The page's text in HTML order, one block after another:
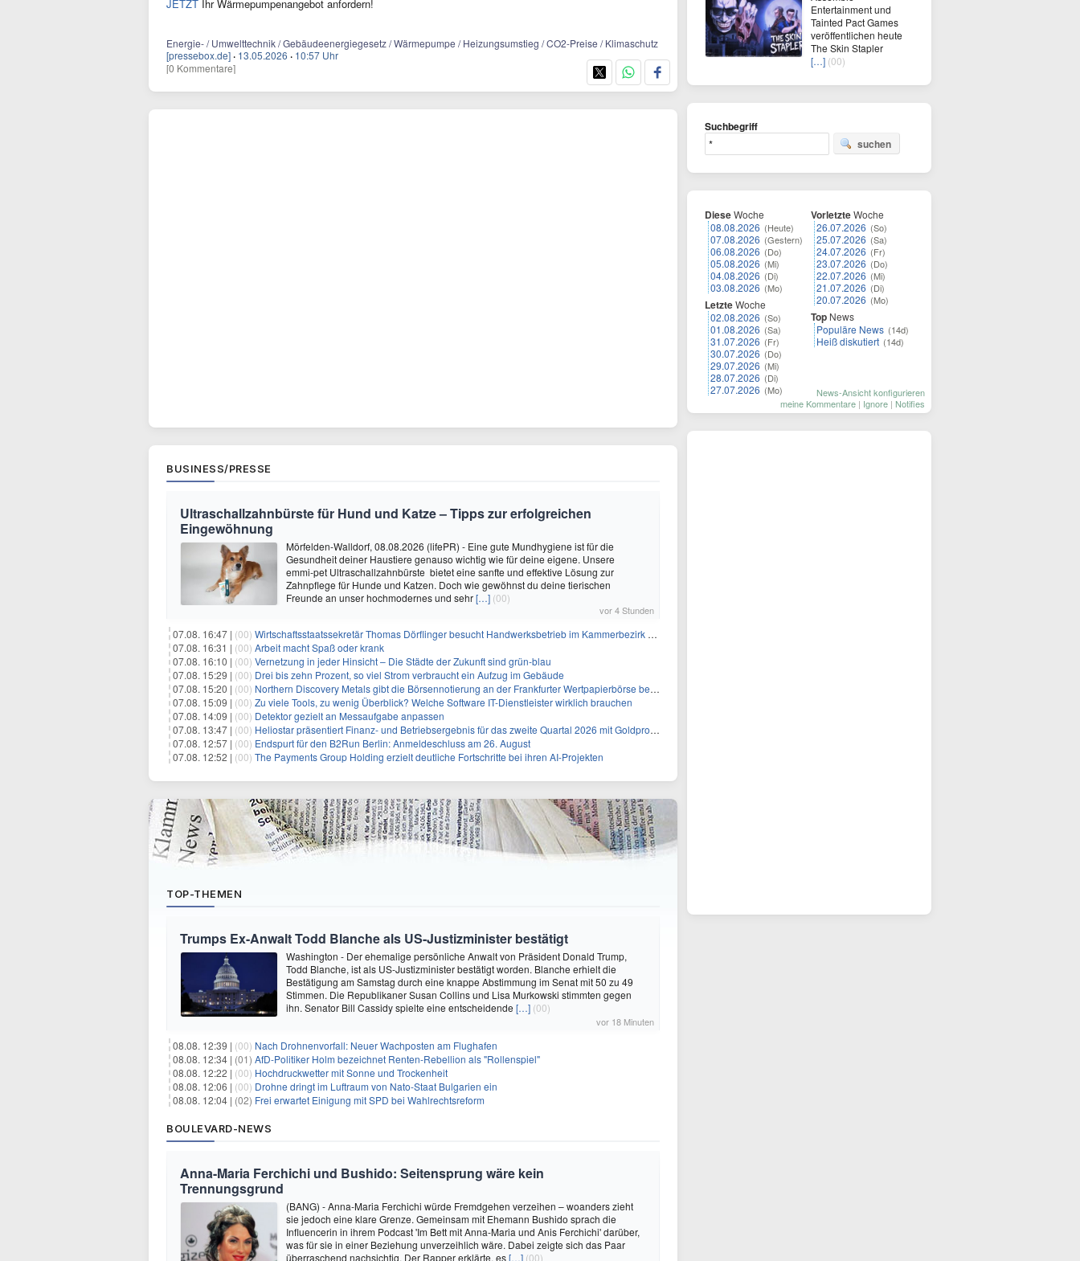
JETZT Ihr Wärmepumpenangebot anfordern!
Energie- / Umwelttechnik / Gebäudeenergiegesetz / Wärmepumpe / Heizungsumstieg / CO2-Preise / Klimaschutz
[pressebox.de] · 13.05.2026 · 10:57 Uhr
[0 Kommentare]
BUSINESS/PRESSE
Ultraschallzahnbürste für Hund und Katze – Tipps zur erfolgreichen
Eingewöhnung
Mörfelden-Walldorf, 08.08.2026 (lifePR) - Eine gute Mundhygiene ist für die
Gesundheit deiner Haustiere genauso wichtig wie für deine eigene. Unsere
emmi-pet Ultraschallzahnbürste bietet eine sanfte und effektive Lösung zur
Zahnpflege für Hunde und Katzen. Doch wie gewöhnst du deine tierischen
Freunde an unser hochmodernes und sehr[…] (00)
vor 4 Stunden
07.08. 16:47 | (00) Wirtschaftsstaatssekretär Thomas Dörflinger besucht Handwerksbetrieb im Kammerbezirk Freiburg
07.08. 16:31 | (00) Arbeit macht Spaß oder krank
07.08. 16:10 | (00) Vernetzung in jeder Hinsicht – Die Städte der Zukunft sind grün-blau
07.08. 15:29 | (00) Drei bis zehn Prozent, so viel Strom verbraucht ein Aufzug im Gebäude
07.08. 15:20 | (00) Northern Discovery Metals gibt die Börsennotierung an der Frankfurter Wertpapierbörse bekannt
07.08. 15:09 | (00) Zu viele Tools, zu wenig Überblick? Welche Software IT-Dienstleister wirklich brauchen
07.08. 14:09 | (00) Detektor gezielt an Messaufgabe anpassen
07.08. 13:47 | (00) Heliostar präsentiert Finanz- und Betriebsergebnis für das zweite Quartal 2026 mit Goldproduktion und Barreserven in Rekordhöhe
07.08. 12:57 | (00) Endspurt für den B2Run Berlin: Anmeldeschluss am 26. August
07.08. 12:52 | (00) The Payments Group Holding erzielt deutliche Fortschritte bei ihren AI-Projekten
TOP-THEMEN
Trumps Ex-Anwalt Todd Blanche als US-Justizminister bestätigt
Washington - Der ehemalige persönliche Anwalt von Präsident Donald Trump,
Todd Blanche, ist als US-Justizminister bestätigt worden. Blanche erhielt die
Bestätigung am Samstag durch eine knappe Abstimmung im Senat mit 50 zu 49
Stimmen. Die Republikaner Susan Collins und Lisa Murkowski stimmten gegen
ihn. Senator Bill Cassidy spielte eine entscheidende […] (00)
vor 18 Minuten
08.08. 12:39 | (00) Nach Drohnenvorfall: Neuer Wachposten am Flughafen
08.08. 12:34 | (01) AfD-Politiker Holm bezeichnet Renten-Rebellion als "Rollenspiel"
08.08. 12:22 | (00) Hochdruckwetter mit Sonne und Trockenheit
08.08. 12:06 | (00) Drohne dringt im Luftraum von Nato-Staat Bulgarien ein
08.08. 12:04 | (02) Frei erwartet Einigung mit SPD bei Wahlrechtsreform
BOULEVARD-NEWS
Anna-Maria Ferchichi und Bushido: Seitensprung wäre kein
Trennungsgrund
(BANG) - Anna-Maria Ferchichi würde Fremdgehen verzeihen – woanders zieht
sie jedoch eine klare Grenze. Gemeinsam mit Ehemann Bushido sprach die
Influencerin in ihrem Podcast 'Im Bett mit Anna-Maria und Anis Ferchichi' darüber,
was für sie in einer Beziehung unverzeihlich wäre. Dabei zeigte sich das Paar
überraschend nachsichtig. Der Rapper erklärte, es[…] (00)
Entertainment und
Tainted Pact Games
veröffentlichen heute
The Skin Stapler
[…] (00)
Suchbegriff
suchen
DieseWoche
08.08.2026 (Heute)
07.08.2026 (Gestern)
06.08.2026 (Do)
05.08.2026 (Mi)
04.08.2026 (Di)
03.08.2026 (Mo)
LetzteWoche
02.08.2026 (So)
01.08.2026 (Sa)
31.07.2026 (Fr)
30.07.2026 (Do)
29.07.2026 (Mi)
28.07.2026 (Di)
27.07.2026 (Mo)
VorletzteWoche
26.07.2026 (So)
25.07.2026 (Sa)
24.07.2026 (Fr)
23.07.2026 (Do)
22.07.2026 (Mi)
21.07.2026 (Di)
20.07.2026 (Mo)
Top News
Populäre News (14d)
Heiß diskutiert (14d)
News-Ansicht konfigurieren
meine Kommentare | Ignore | Notifies